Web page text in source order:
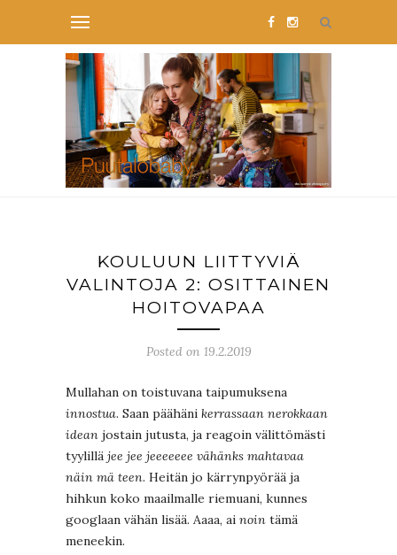
KOULUUN LIITTYVIÄ
VALINTOJA 2: OSITTAINEN
HOITOVAPAA
Posted on 19.2.2019
Mullahan on toistuvana taipumuksena
innostua. Saan päähäni kerrassaan nerokkaan
idean jostain jutusta, ja reagoin välittömästi
tyylillä jee jee jeeeeeee vähänks mahtavaa
näin mä teen. Heitän jo kärrynpyörää ja
hihkun koko maailmalle riemuani, kunnes
googlaan vähän lisää. Aaaa, ai noin tämä
meneekin.